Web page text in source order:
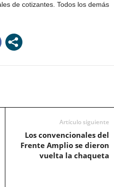
de cotizantes. Todos los demás
Artículo siguiente
Los convencionales del
Frente Amplio se dieron
vuelta la chaqueta